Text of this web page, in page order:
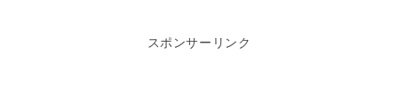
スポンサーリンク